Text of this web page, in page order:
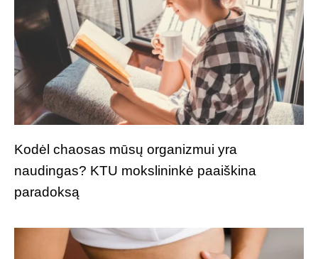
Kodėl chaosas mūsų organizmui yra
naudingas? KTU mokslininkė paaiškina
paradoksą